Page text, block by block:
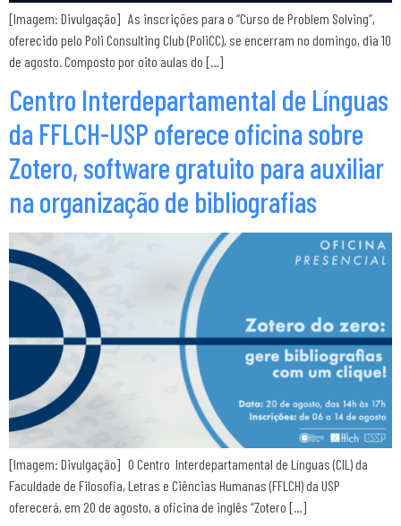
[Imagem: Divulgação] As inscrições para o “Curso de Problem Solving”,
oferecido pelo Poli Consulting Club (PoliCC), se encerram no domingo, dia 10
de agosto. Composto por oito aulas do […]
Centro Interdepartamental de Línguas
da FFLCH-USP oferece oficina sobre
Zotero, software gratuito para auxiliar
na organização de bibliografias
[Imagem: Divulgação] O Centro Interdepartamental de Línguas (CIL) da
Faculdade de Filosofia, Letras e Ciências Humanas (FFLCH) da USP
oferecerá, em 20 de agosto, a oficina de inglês “Zotero […]